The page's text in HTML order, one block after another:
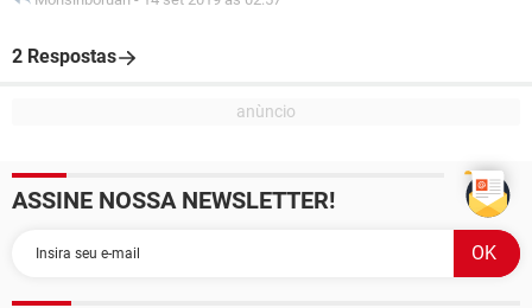
2 Respostas
ASSINE NOSSA NEWSLETTER!